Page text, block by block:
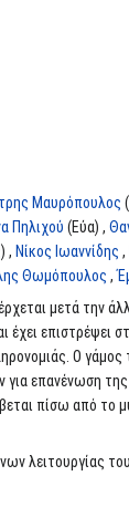
Μαυρόπουλος
Πηλιχού (Εύα) ,
, Νίκος Ιωαννίδης ,
Θωμόπουλος ,
μετά την
επιστρέψει
Ο
επανένωση της
πίσω από το
λειτουργίας